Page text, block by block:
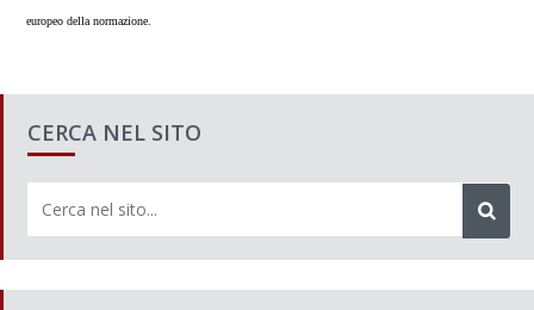
europeo della normazione.
CERCA NEL SITO